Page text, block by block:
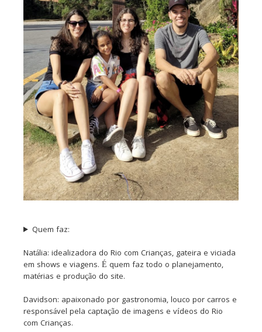
Quem faz:
Natália: idealizadora do Rio com Crianças, gateira e viciada
em shows e viagens. É quem faz todo o planejamento,
matérias e produção do site.
Davidson: apaixonado por gastronomia, louco por carros e
responsável pela captação de imagens e vídeos do Rio
com Crianças.